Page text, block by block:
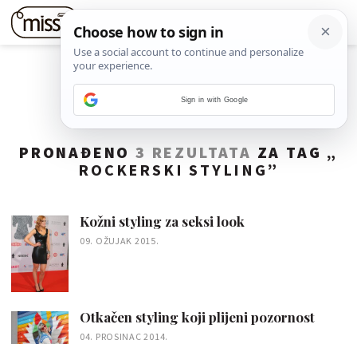
PRONAĐENO 3 REZULTATA ZA TAG „
ROCKERSKI STYLING ”
Kožni styling za seksi look
09. OŽUJAK 2015.
Otkačen styling koji plijeni pozornost
04. PROSINAC 2014.
Sign in with Google